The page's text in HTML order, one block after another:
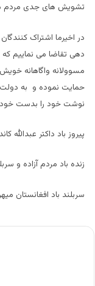
تشویش های جدی مردم
در اخیرما اشتراک
دهی تقاضا می نماییم که
مسوولانه واگاهانه
حمایت نموده و به دولت
نوشت خود را بدست خود
پیروز باد داکتر عبدالله
زنده باد مردم آزاده و
سربلند باد افغانستان